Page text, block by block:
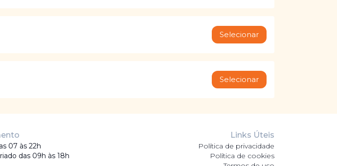
Selecionar
Selecionar
07 às 22h
das 09h às 18h
Links Úteis
Política de privacidade
Política de cookies